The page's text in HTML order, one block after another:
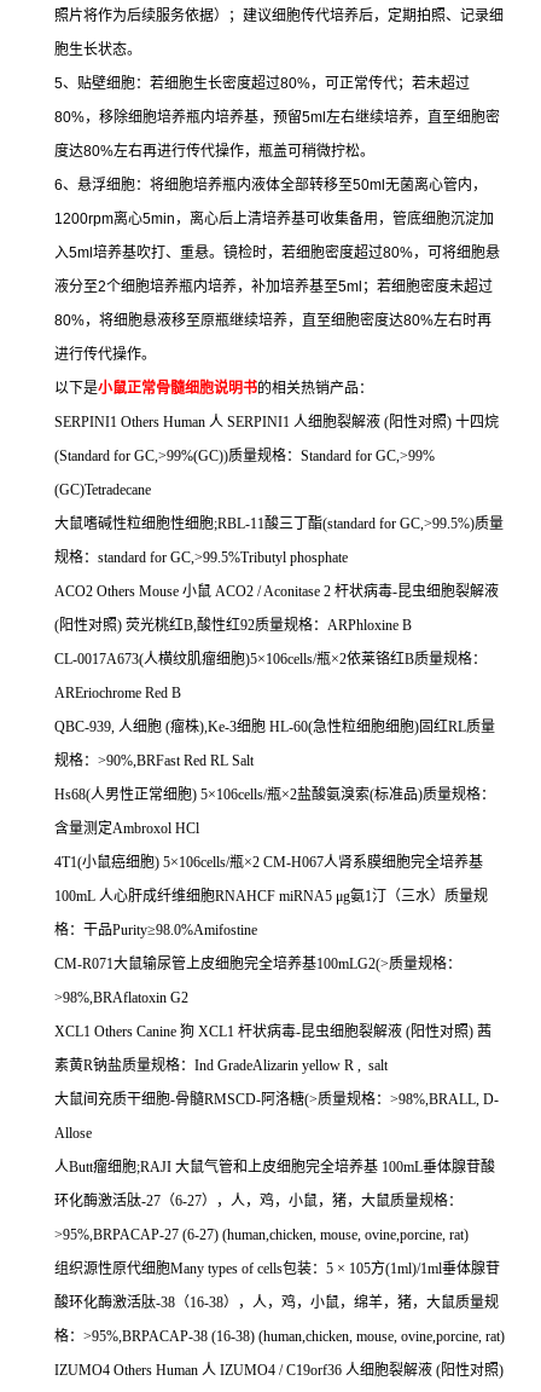
照片将作为后续服务依据）；建议细胞传代培养后，定期拍照、记录细
胞生长状态。
5、贴壁细胞：若细胞生长密度超过80%，可正常传代；若未超过
80%，移除细胞培养瓶内培养基，预留5ml左右继续培养，直至细胞密
度达80%左右再进行传代操作，瓶盖可稍微拧松。
6、悬浮细胞：将细胞培养瓶内液体全部转移至50ml无菌离心管内，
1200rpm离心5min ，离心后上清培养基可收集备用，管底细胞沉淀加
入5ml培养基吹打、重悬。镜检时，若细胞密度超过80%，可将细胞悬
液分至2个细胞培养瓶内培养，补加培养基至5ml ；若细胞密度未超过
80%，将细胞悬液移至原瓶继续培养，直至细胞密度达80%左右时再
进行传代操作。
以下是小鼠正常骨髓细胞说明书的相关热销产品：
SERPINI1 Others Human 人 SERPINI1 人细胞裂解液 (阳性对照) 十四烷
(Standard for GC,>99%(GC))质量规格： Standard for GC,>99%
(GC)Tetradecane
大鼠嗜碱性粒细胞性细胞;RBL-11酸三丁酯(standard for GC,>99.5%)质量
规格： standard for GC,>99.5%Tributyl phosphate
ACO2 Others Mouse 小鼠 ACO2 / Aconitase 2 杆状病毒-昆虫细胞裂解液
(阳性对照) 荧光桃红B, 酸性红92质量规格： ARPhloxine B
CL-0017A673(人横纹肌瘤细胞)5×106cells/瓶×2依莱铬红B质量规格：
AREriochrome Red B
QBC-939, 人细胞 (瘤株),Ke-3细胞 HL-60(急性粒细胞细胞)固红RL质量
规格： >90%,BRFast Red RL Salt
Hs68(人男性正常细胞) 5×106cells/瓶×2盐酸氨溴索(标准品)质量规格：
含量测定Ambroxol HCl
4T1(小鼠癌细胞) 5×106cells/瓶×2 CM-H067人肾系膜细胞完全培养基
100mL 人心肝成纤维细胞RNAHCF miRNA5 μg氨1汀（三水）质量规
格：干品Purity≥98.0%Amifostine
CM-R071大鼠输尿管上皮细胞完全培养基100mLG2(>质量规格：
>98%,BRAflatoxin G2
XCL1 Others Canine 狗 XCL1 杆状病毒-昆虫细胞裂解液 (阳性对照) 茜
素黄R钠盐质量规格： Ind GradeAlizarin yellow R , salt
大鼠间充质干细胞-骨髓RMSCD-阿洛糖(>质量规格： >98%,BRALL, D-
Allose
人Butt瘤细胞;RAJI 大鼠气管和上皮细胞完全培养基 100mL垂体腺苷酸
环化酶激活肽-27 （6-27），人，鸡，小鼠，猪，大鼠质量规格：
>95%,BRPACAP-27 (6-27) (human,chicken, mouse, ovine,porcine, rat)
组织源性原代细胞Many types of cells包装： 5 × 105方(1ml)/1ml垂体腺苷
酸环化酶激活肽-38 （16-38），人，鸡，小鼠，绵羊，猪，大鼠质量规
格： >95%,BRPACAP-38 (16-38) (human,chicken, mouse, ovine,porcine, rat)
IZUMO4 Others Human 人 IZUMO4 / C19orf36 人细胞裂解液 (阳性对照)